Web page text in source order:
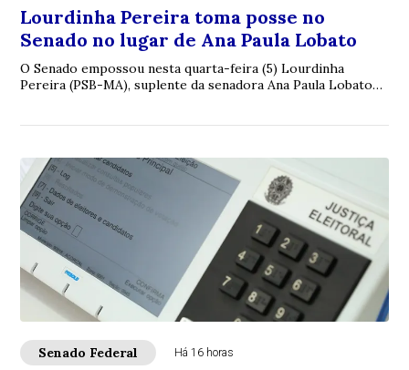
Lourdinha Pereira toma posse no
Senado no lugar de Ana Paula Lobato
O Senado empossou nesta quarta-feira (5) Lourdinha
Pereira (PSB-MA), suplente da senadora Ana Paula Lobato
Senado Federal Há 16 horas